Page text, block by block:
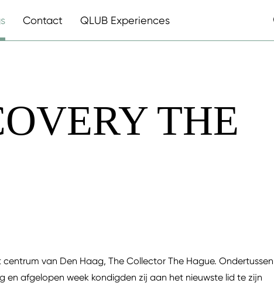
Contact QLUB Experiences
THE
van Den Haag, The Collector The Hague. Ondertussen
afgelopen week kondigden zij aan het nieuwste lid te zijn